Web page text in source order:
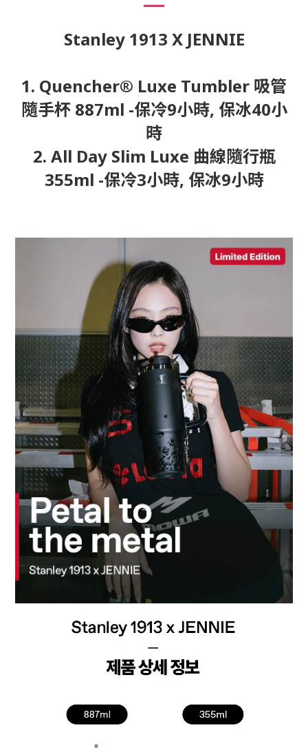
Stanley 1913 X JENNIE
1. Quencher® Luxe Tumbler 吸管
隨手杯 887ml -保冷9小時, 保冰40小
時
2. All Day Slim Luxe 曲線隨行瓶
355ml -保冷3小時, 保冰9小時